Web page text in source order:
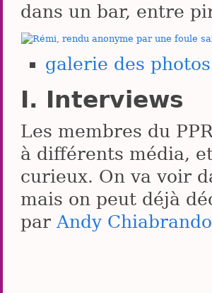
dans un bar, entre
galerie des
Interviews
Les membres du
à différents média,
curieux. On va voir
mais on peut déjà
par Andy Chiabrando